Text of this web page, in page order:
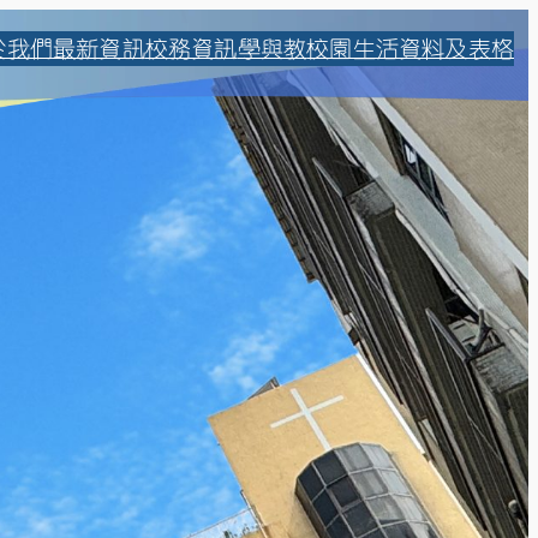
我們最新資訊校務資訊學與教校園生活資料及表格